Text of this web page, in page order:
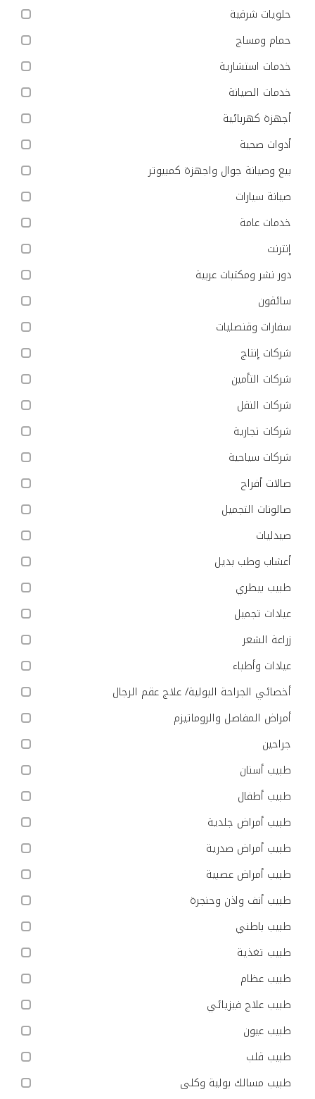
حلويات شرقية
حمام ومساج
خدمات استشارية
خدمات الصيانة
أجهزة كهربائية
أدوات صحية
بيع وصيانة جوال واجهزة كمبيوتر
صيانة سيارات
خدمات عامة
إنترنت
دور نشر ومكتبات عربية
سائقون
سفارات وقنصليات
شركات إنتاج
شركات التأمين
شركات النقل
شركات تجارية
شركات سياحية
صالات أفراح
صالونات التجميل
صيدليات
أعشاب وطب بديل
طبيب بيطري
عيادات تجميل
زراعة الشعر
عيادات وأطباء
أخصائي الجراحة البولية/ علاج عقم الرجال
أمراض المفاصل والروماتيزم
جراحين
طبيب أسنان
طبيب أطفال
طبيب أمراض جلدية
طبيب أمراض صدرية
طبيب أمراض عصبية
طبيب أنف واذن وحنجرة
طبيب باطني
طبيب تغذية
طبيب عظام
طبيب علاج فيزيائي
طبيب عيون
طبيب قلب
طبيب مسالك بولية وكلى